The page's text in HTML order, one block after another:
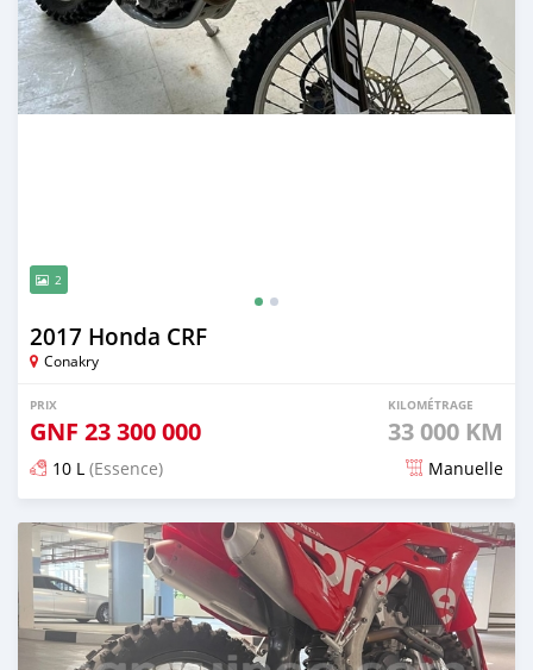
2
2017 Honda CRF
Conakry
PRIX
GNF 23 300 000
KILOMÉTRAGE
33 000 KM
10 L (Essence) Manuelle
Publié il y a presque 2 ans